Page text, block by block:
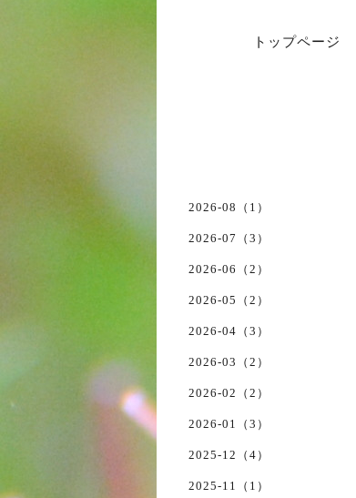
トップページ
2026-08（1）
2026-07（3）
2026-06（2）
2026-05（2）
2026-04（3）
2026-03（2）
2026-02（2）
2026-01（3）
2025-12（4）
2025-11（1）